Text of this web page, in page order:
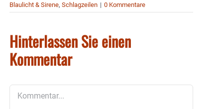
Blaulicht & Sirene, Schlagzeilen | 0 Kommentare
Hinterlassen Sie einen
Kommentar